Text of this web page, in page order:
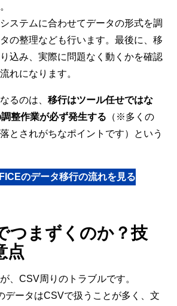
ステムに合わせてデータの形式を調
の整理なども行います。最後に、移
込み、実際に問題なく動くかを確認
れになります。
るのは、 移行はツール任せではな
整作業が必ず発生する （※多くの
とされがちなポイントです）という
のデータ移行の流れを見る
つまずくのか？技
点
、CSV周りのトラブルです。
データはCSVで扱うことが多く、文